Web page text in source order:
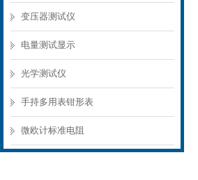
变压器测试仪
电量测试显示
光学测试仪
手持多用表钳形表
微欧计标准电阻